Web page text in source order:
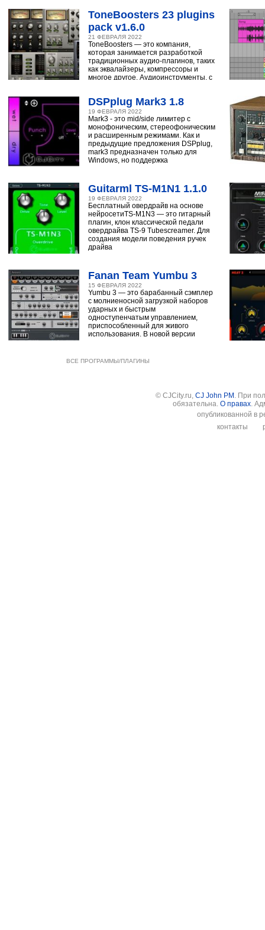
ToneBoosters 23 plugins
pack v1.6.0
21 ФЕВРАЛЯ 2022
ToneBoosters — это компания,
которая занимается разработкой
традиционных аудио-плагинов, таких
как эквалайзеры, компрессоры и
многое другое. Аудиоинструменты, с
DSPplug Mark3 1.8
19 ФЕВРАЛЯ 2022
Mark3 - это mid/side лимитер с
монофоническим, стереофоническим
и расширенным режимами. Как и
предыдущие предложения DSPplug,
mark3 предназначен только для
Windows, но поддержка
Guitarml TS-M1N1 1.1.0
19 ФЕВРАЛЯ 2022
Бесплатный овердрайв на основе
нейросетиTS-M1N3 — это гитарный
плагин, клон классической педали
овердрайва TS-9 Tubescreamer. Для
создания модели поведения ручек
драйва
Fanan Team Yumbu 3
15 ФЕВРАЛЯ 2022
Yumbu 3 — это барабанный сэмплер
с молниеносной загрузкой наборов
ударных и быстрым
одноступенчатым управлением,
приспособленный для живого
использования. В новой версии
ВСЕ ПРОГРАММЫ/ПЛАГИНЫ
© CJCity.ru, CJ John PM . При
обязательна. О правах.
опубликованной в
контакты